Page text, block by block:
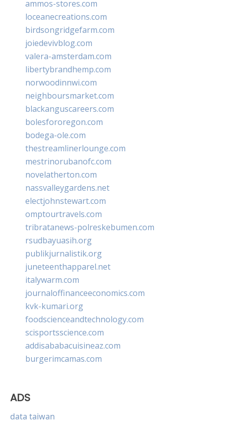
ammos-stores.com
loceanecreations.com
birdsongridgefarm.com
joiedevivblog.com
valera-amsterdam.com
libertybrandhemp.com
norwoodinnwi.com
neighboursmarket.com
blackanguscareers.com
bolesfororegon.com
bodega-ole.com
thestreamlinerlounge.com
mestrinorubanofc.com
novelatherton.com
nassvalleygardens.net
electjohnstewart.com
omptourtravels.com
tribratanews-polreskebumen.com
rsudbayuasih.org
publikjurnalistik.org
juneteenthapparel.net
italywarm.com
journaloffinanceeconomics.com
kvk-kumari.org
foodscienceandtechnology.com
scisportsscience.com
addisababacuisineaz.com
burgerimcamas.com
ADS
data taiwan